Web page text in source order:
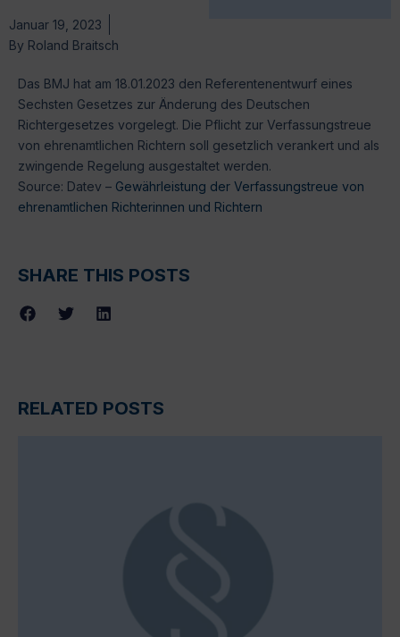
Januar 19, 2023
By Roland Braitsch
Das BMJ hat am 18.01.2023 den Referentenentwurf eines
Sechsten Gesetzes zur Änderung des Deutschen
Richtergesetzes vorgelegt. Die Pflicht zur Verfassungstreue
von ehrenamtlichen Richtern soll gesetzlich verankert und als
zwingende Regelung ausgestaltet werden.
Source: Datev – Gewährleistung der Verfassungstreue von
ehrenamtlichen Richterinnen und Richtern
SHARE THIS POSTS
RELATED POSTS